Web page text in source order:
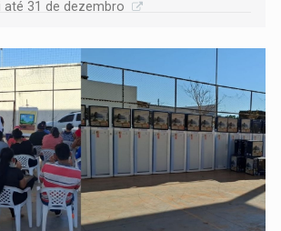
31 de dezembro